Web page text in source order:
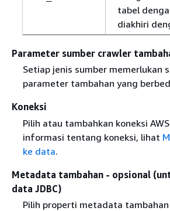
tabel
diakhiri
Parameter sumber crawler
Setiap jenis sumber memerlukan
parameter tambahan yang
Koneksi
Pilih atau tambahkan koneksi
informasi tentang koneksi, lihat
ke data.
Metadata tambahan - opsional
data JDBC)
Pilih properti metadata